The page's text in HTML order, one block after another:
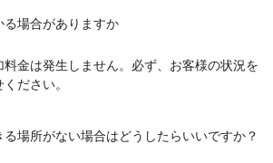
場合がありますか
料金は発生しません。必ず、お客様の状況を
ださい。
場所がない場合はどうしたらいいですか？